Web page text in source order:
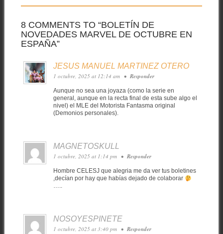
8 COMMENTS TO “BOLETÍN DE
NOVEDADES MARVEL DE OCTUBRE EN
ESPAÑA”
JESUS MANUEL MARTINEZ OTERO
1 octubre, 2025 at 12:14 am • Responder
Aunque no sea una joyaza (como la serie en
general, aunque en la recta final de esta sube algo el
nivel) el MLE del Motorista Fantasma original
(Demonios personales).
MAGNETOSKULL
1 octubre, 2025 at 1:14 pm • Responder
Hombre CELESJ que alegria me da ver tus boletines
,decían por hay que habías dejado de colaborar
…..
NOSOYESPINETE
1 octubre, 2025 at 3:40 pm • Responder